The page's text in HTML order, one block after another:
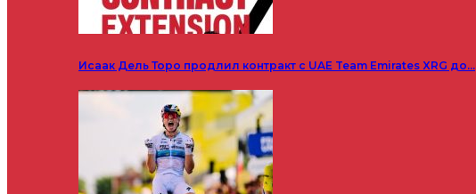
Исаак Дель Торо продлил контракт с UAE Team Emirates XRG до…